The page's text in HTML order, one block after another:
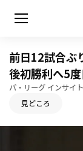
前日12試合ぶ
後初勝利へ5
パ・リーグ インサイト
見どころ